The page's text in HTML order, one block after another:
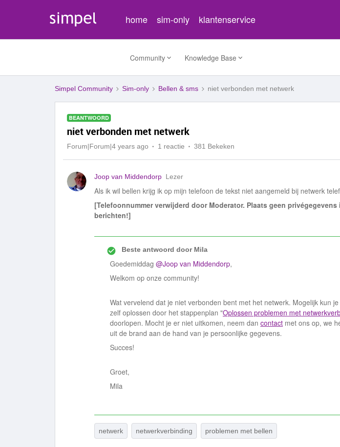
home sim-only klantenservice
Community Knowledge Base
Simpel Community Sim-only Bellen & sms niet verbonden met netwerk
BEANTWOORD
niet verbonden met netwerk
Forum|Forum|4 years ago 1 reactie 381 Bekeken
Joop van Middendorp Lezer
Als ik wil bellen krijg ik op mijn telefoon de tekst niet aangemeld bij netwerk
[Telefoonnummer verwijderd door Moderator. Plaats geen privégegevens
berichten!]
Beste antwoord doorMila
Goedemiddag @Joop van Middendorp,
Welkom op onze community!
Wat vervelend dat je niet verbonden bent met het netwerk. Mogelijk kun
zelf oplossen door het stappenplan "Oplossen problemen met
doorlopen. Mocht je er niet uitkomen, neem dan contact met ons op, we
uit de brand aan de hand van je persoonlijke gegevens.
Succes!
Groet,
Mila
netwerk netwerkverbinding problemen met bellen